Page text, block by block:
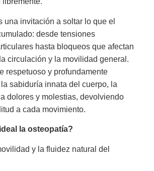
una invitación a soltar lo que el
desde tensiones
hasta bloqueos que afectan
circulación y la movilidad general.
respetuoso y profundamente
sabiduría innata del cuerpo, la
dolores y molestias, devolviendo
a cada movimiento.
la osteopatía?
y la fluidez natural del